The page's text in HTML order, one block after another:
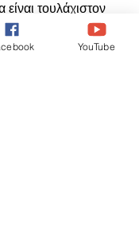
τουλάχιστον
διατροφής
YouTube